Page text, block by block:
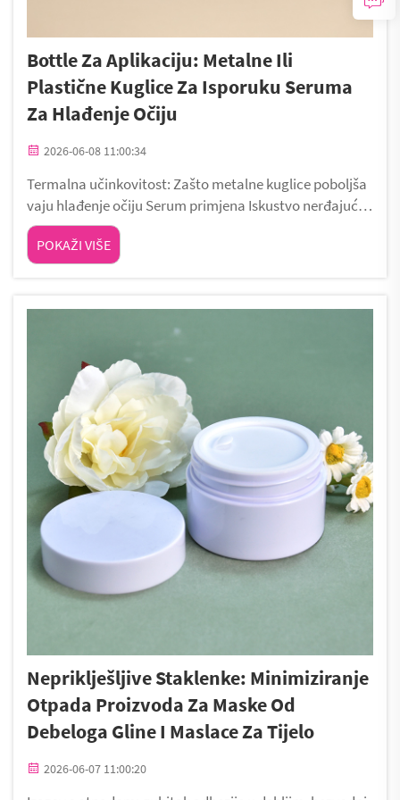
Bottle Za Aplikaciju: Metalne Ili
Plastične Kuglice Za Isporuku Seruma
Za Hlađenje Očiju
2026-06-08 11:00:34
Termalna učinkovitost: Zašto metalne kuglice poboljša
vaju hlađenje očiju Serum primjena Iskustvo nerđajućeg
čelika s superiorna toplinska provodljivost za trenutni, o
drživ hlađenje kože
POKAŽI VIŠE
Nepriklješljive Staklenke: Minimiziranje
Otpada Proizvoda Za Maske Od
Debeloga Gline I Maslace Za Tijelo
2026-06-07 11:00:20